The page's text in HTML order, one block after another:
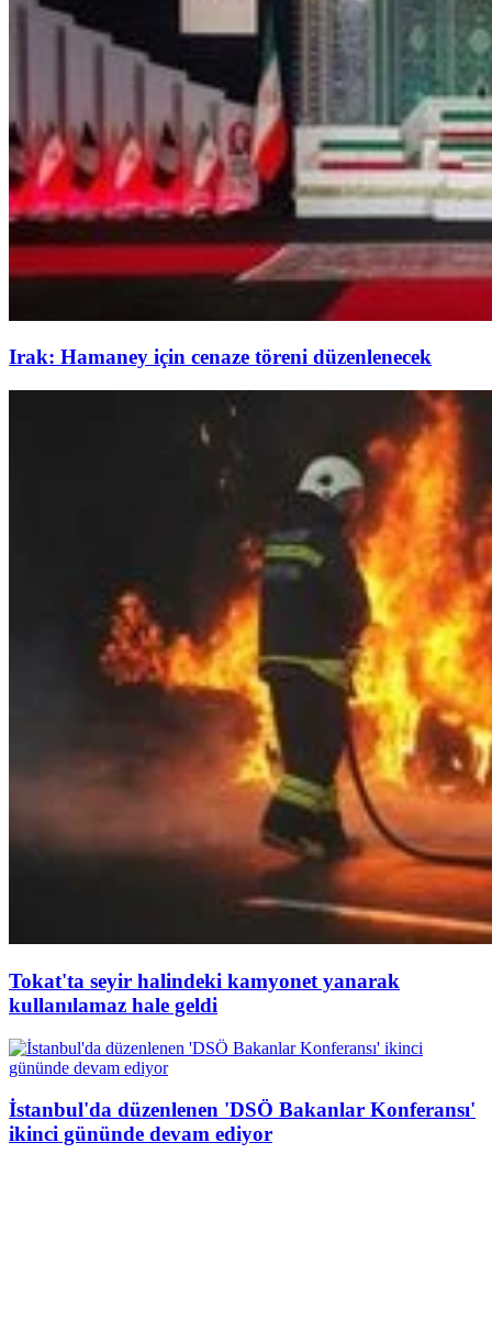
Irak: Hamaney için cenaze töreni düzenlenecek
Tokat'ta seyir halindeki kamyonet yanarak
kullanılamaz hale geldi
İstanbul'da düzenlenen 'DSÖ Bakanlar Konferansı'
ikinci gününde devam ediyor